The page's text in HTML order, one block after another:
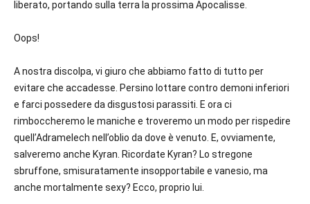
liberato, portando sulla terra la prossima Apocalisse.
Oops!
A nostra discolpa, vi giuro che abbiamo fatto di tutto per
evitare che accadesse. Persino lottare contro demoni inferiori
e farci possedere da disgustosi parassiti. E ora ci
rimboccheremo le maniche e troveremo un modo per rispedire
quell’Adramelech nell’oblio da dove è venuto. E, ovviamente,
salveremo anche Kyran. Ricordate Kyran? Lo stregone
sbruffone, smisuratamente insopportabile e vanesio, ma
anche mortalmente sexy? Ecco, proprio lui.